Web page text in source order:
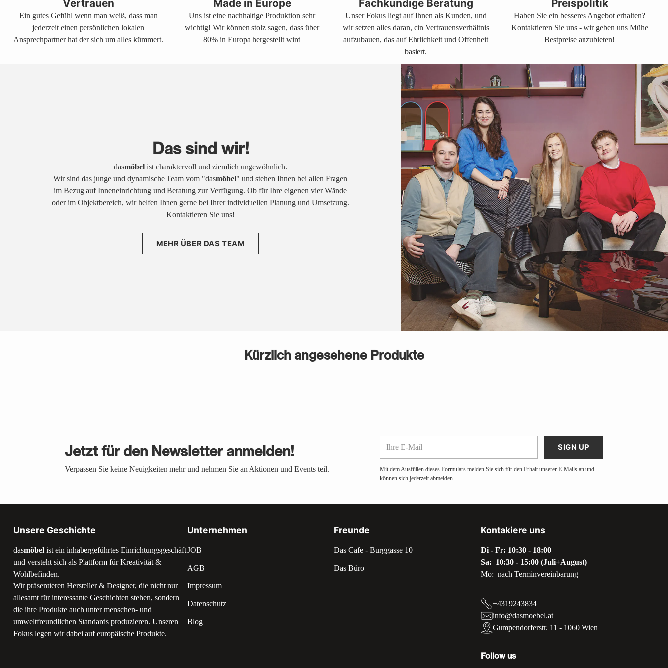
Vertrauen
Ein gutes Gefühl wenn man weiß, dass man
jederzeit einen persönlichen lokalen
Ansprechpartner hat der sich um alles kümmert.
Made in Europe
Uns ist eine nachhaltige Produktion sehr
wichtig! Wir können stolz sagen, dass über
80% in Europa hergestellt wird
Fachkundige Beratung
Unser Fokus liegt auf Ihnen als Kunden, und
wir setzen alles daran, ein Vertrauensverhältnis
aufzubauen, das auf Ehrlichkeit und Offenheit
basiert.
Preispolitik
Haben Sie ein besseres Angebot erhalten?
Kontaktieren Sie uns - wir geben uns Mühe
Bestpreise anzubieten!
Das sind wir!
dasmöbelist charaktervoll und ziemlich ungewöhnlich.
Wir sind das junge und dynamische Team vom "dasmöbel" und stehen Ihnen bei allen Fragen
im Bezug auf Inneneinrichtung und Beratung zur Verfügung. Ob für Ihre eigenen vier Wände
oder im Objektbereich, wir helfen Ihnen gerne bei Ihrer individuellen Planung und Umsetzung.
Kontaktieren Sie uns!
MEHR ÜBER DAS TEAM
Kürzlich angesehene Produkte
Jetzt für den Newsletter anmelden!
Verpassen Sie keine Neuigkeiten mehr und nehmen Sie an Aktionen und Events teil.
Mail
SIGN UP
Mit dem Ausfüllen dieses Formulars melden Sie sich für den Erhalt unserer E-Mails an und
können sich jederzeit abmelden.
Unsere Geschichte
dasmöbel ist ein inhabergeführtes Einrichtungsgeschäft
und versteht sich als Plattform für Kreativität &
Wohlbefinden.
Wir präsentieren Hersteller & Designer, die nicht nur
allesamt für interessante Geschichten stehen, sondern
die ihre Produkte auch unter menschen- und
umweltfreundlichen Standards produzieren. Unseren
Fokus legen wir dabei auf europäische Produkte.
Unternehmen
JOB
AGB
Impressum
Datenschutz
Blog
Freunde
Das Cafe - Burggasse 10
Das Büro
Kontakiere uns
Di - Fr: 10:30 - 18:00
Sa: 10:30 - 15:00 (Juli+August)
Mo: nach Terminvereinbarung
+4319243834
info@dasmoebel.at
Gumpendorferstr. 11 - 1060 Wien
Follow us